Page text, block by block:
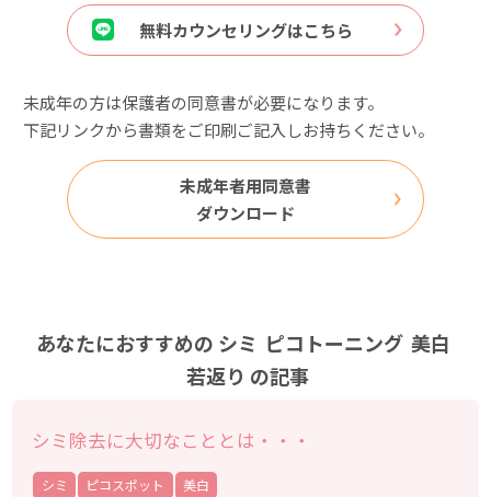
無料カウンセリングはこちら
未成年の方は保護者の同意書が必要になります。
下記リンクから書類をご印刷ご記入しお持ちください。
未成年者用同意書
ダウンロード
あなたにおすすめの シミ ピコトーニング 美白
若返り の記事
シミ除去に大切なこととは・・・
シミ ピコスポット 美白